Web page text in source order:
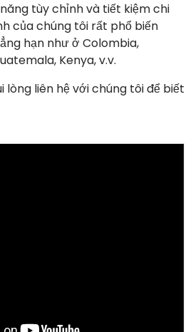
tùy chỉnh và tiết kiệm chi
của chúng tôi rất phổ biến
hạn như ở Colombia,
Kenya, v.v.
lòng liên hệ với chúng tôi để biết